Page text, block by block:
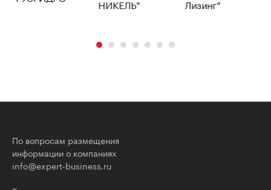
По вопросам размещения
информации о компаниях
info@expert-business.ru